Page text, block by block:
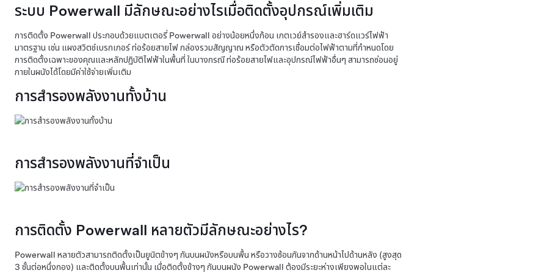
ระบบ Powerwall มีลักษณะอย่างไรเมื่อติดตั้งอุปกรณ์เพิ่มเติม
การติดตั้ง Powerwall ประกอบด้วยแบตเตอรี่ Powerwall อย่างน้อยหนึ่งก้อน เกตเวย์สำรองและฮาร์ดแวร์ไฟฟ้า
มาตรฐาน เช่น แผงสวิตช์เบรกเกอร์ ท่อร้อยสายไฟ กล่องรวมสัญญาณ หรือตัวตัดการเชื่อมต่อไฟฟ้าตามที่กำหนดโดย
การติดตั้งเฉพาะของคุณและหลักปฏิบัติไฟฟ้าในพื้นที่ ในบางกรณี ท่อร้อยสายไฟและอุปกรณ์ไฟฟ้าอื่นๆ สามารถซ่อนอยู่
ภายในผนังได้โดยมีค่าใช้จ่ายเพิ่มเติม
การสำรองพลังงานทั้งบ้าน
การสำรองพลังงานที่จำเป็น
การติดตั้ง Powerwall หลายตัวมีลักษณะอย่างไร?
Powerwall หลายตัวสามารถติดตั้งเป็นยูนิตข้างๆ กันบนผนังหรือบนพื้น หรือวางซ้อนกันจากด้านหน้าไปด้านหลัง (สูงสุด
3 ชั้นต่อหนึ่งกอง) และติดตั้งบนพื้นเท่านั้น เมื่อติดตั้งข้างๆ กันบนผนัง Powerwall ต้องมีระยะห่างเพียงพอในแต่ละ